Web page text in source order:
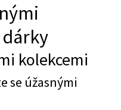
kolekcemi
se úžasnými